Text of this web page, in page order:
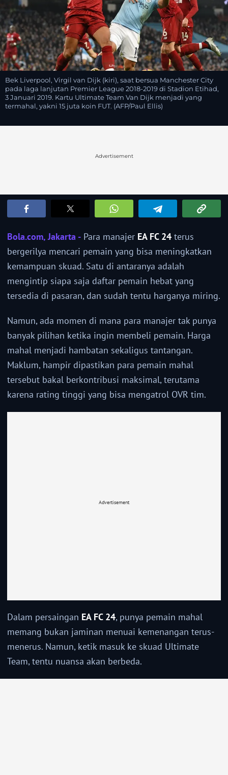
Bek Liverpool, Virgil van Dijk (kiri), saat bersua Manchester City
pada laga lanjutan Premier League 2018-2019 di Stadion Etihad,
3 Januari 2019. Kartu Ultimate Team Van Dijk menjadi yang
termahal, yakni 15 juta koin FUT. (AFP/Paul Ellis)
Advertisement
Bola.com, Jakarta - Para manajer EA FC 24 terus
bergerilya mencari pemain yang bisa meningkatkan
kemampuan skuad. Satu di antaranya adalah
mengintip siapa saja daftar pemain hebat yang
tersedia di pasaran, dan sudah tentu harganya miring.
Namun, ada momen di mana para manajer tak punya
banyak pilihan ketika ingin membeli pemain. Harga
mahal menjadi hambatan sekaligus tantangan.
Maklum, hampir dipastikan para pemain mahal
tersebut bakal berkontribusi maksimal, terutama
karena rating tinggi yang bisa mengatrol OVR tim.
Advertisement
Dalam persaingan EA FC 24, punya pemain mahal
memang bukan jaminan menuai kemenangan terus-
menerus. Namun, ketik masuk ke skuad Ultimate
Team, tentu nuansa akan berbeda.